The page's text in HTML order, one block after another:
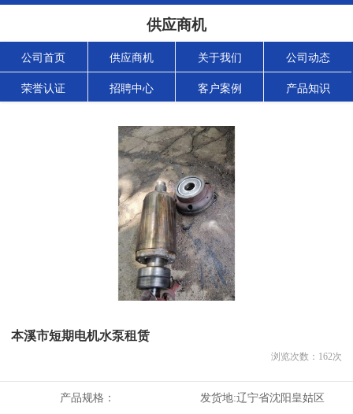
供应商机
公司首页 供应商机 关于我们 公司动态
荣誉认证 招聘中心 客户案例 产品知识
本溪市短期电机水泵租赁
浏览次数： 162次
产品规格： 发货地:辽宁省沈阳皇姑区